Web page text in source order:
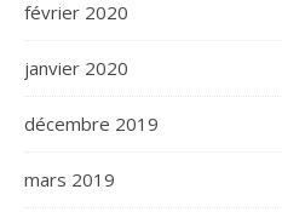
février 2020
janvier 2020
décembre 2019
mars 2019